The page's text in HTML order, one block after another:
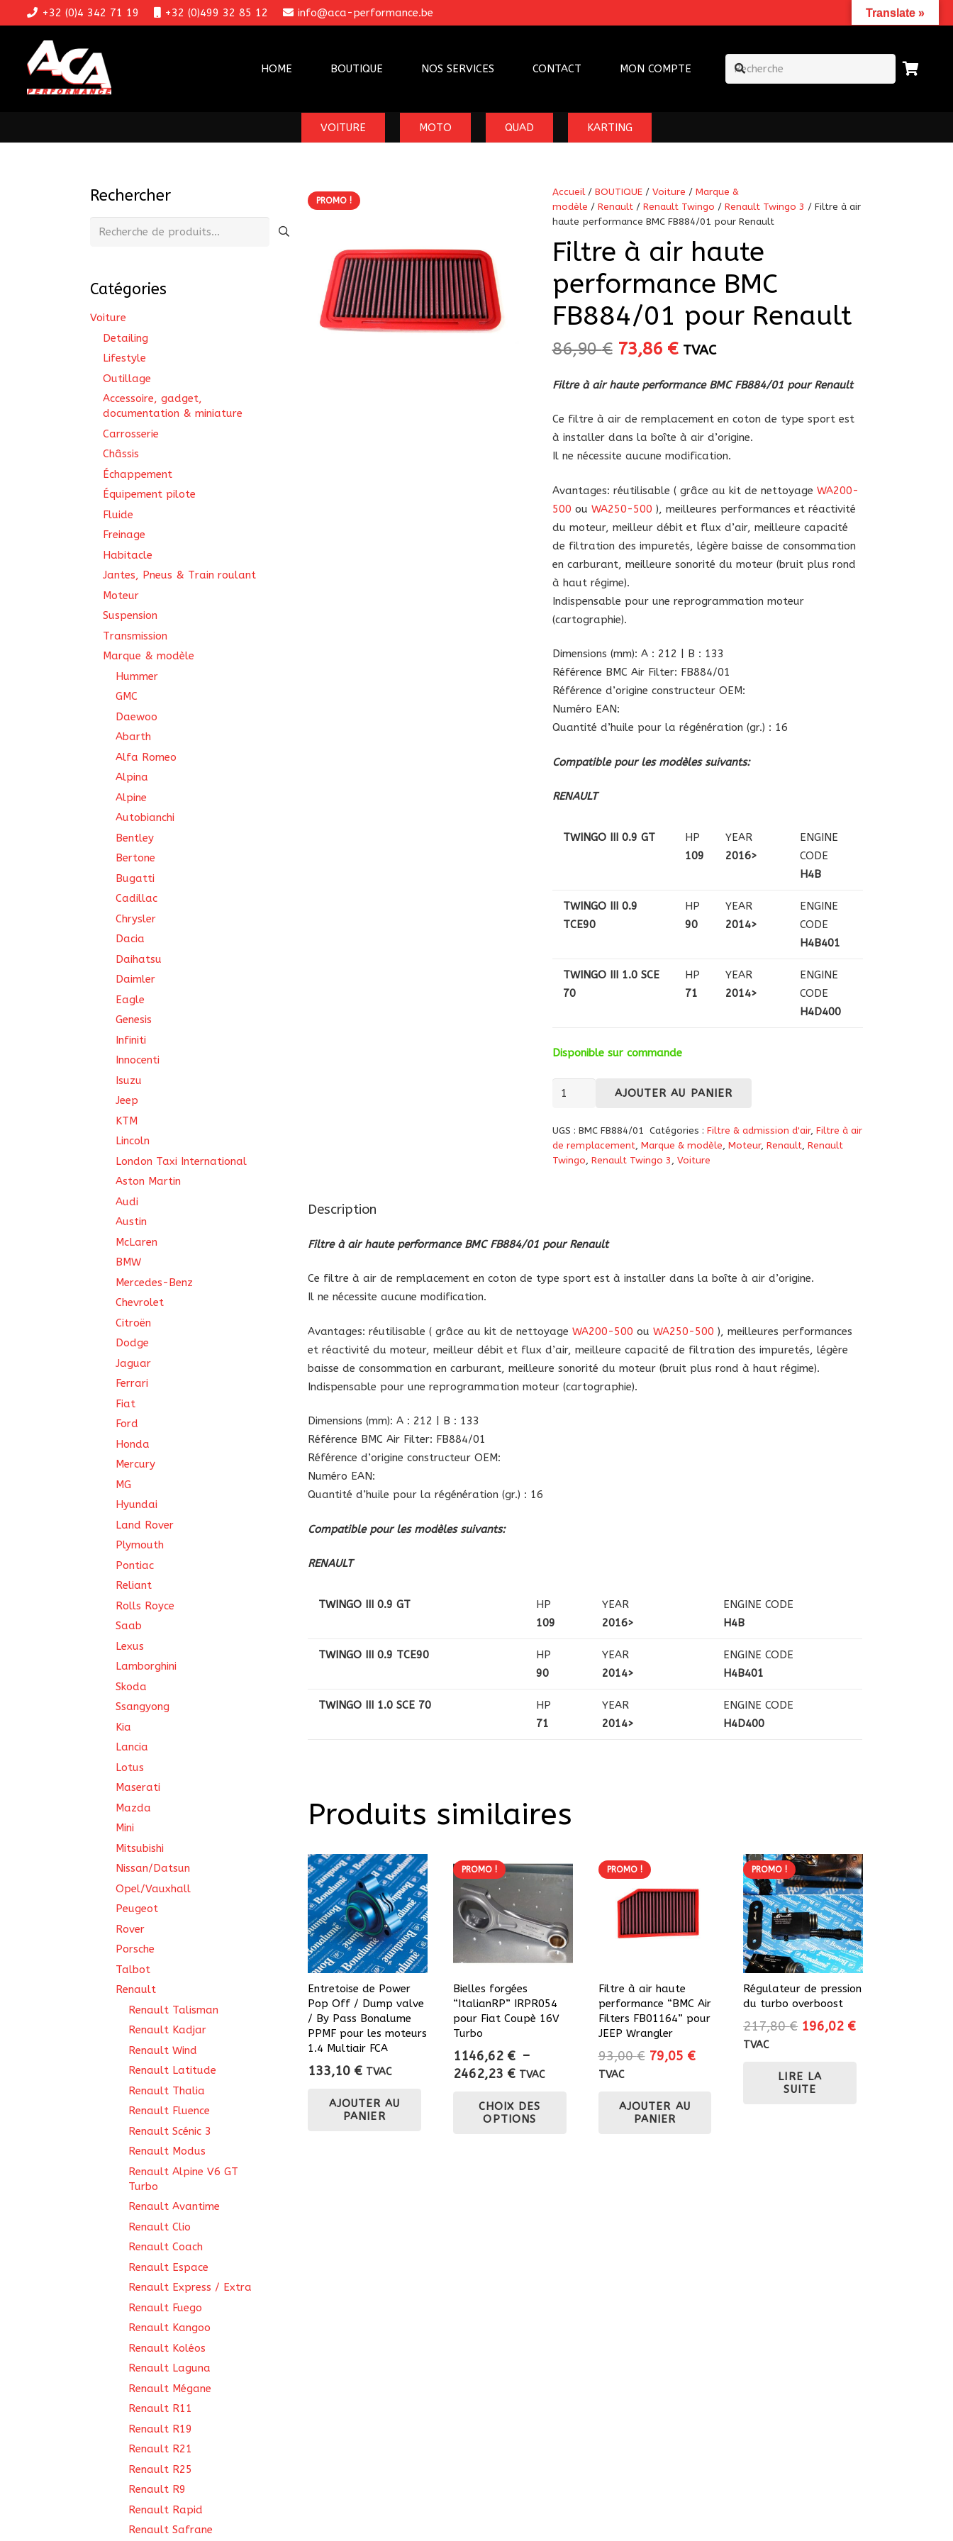
+32 (0)4 342 71 19 +32 (0)499 32 85 12 info@aca-performance.be
HOME BOUTIQUE NOS SERVICES CONTACT MON COMPTE
VOITURE MOTO QUAD KARTING
PROMO !
Accueil/ BOUTIQUE/ Voiture / Marque &
modèle / Renault/ Renault Twingo / Renault Twingo 3 / Filtre à air
haute performance BMC FB884/01 pour Renault
Filtre à air haute
performance BMC
FB884/01 pour Renault
86,90€ Le
initial
86,90 €.
73,86 €Le
actuel
73,86 €.
TVAC
Filtre à air haute performance BMC FB884/01 pour Renault
Ce filtre à air de remplacement en coton de type sport est
à installer dans la boîte à air d’origine.
Il ne nécessite aucune modification.
Avantages: réutilisable ( grâce au kit de nettoyage WA200-
500 ou WA250-500 ), meilleures performances et réactivité
du moteur, meilleur débit et flux d’air, meilleure capacité
de filtration des impuretés, légère baisse de consommation
en carburant, meilleure sonorité du moteur (bruit plus rond
à haut régime).
Indispensable pour une reprogrammation moteur
(cartographie).
Dimensions (mm): A : 212 | B : 133
Référence BMC Air Filter: FB884/01
Référence d’origine constructeur OEM:
Numéro EAN:
Quantité d’huile pour la régénération (gr.) : 16
Compatible pour les modèles suivants:
RENAULT
TWINGO III 0.9 GT
HP
109
YEAR
2016>
ENGINE
CODE
H4B
TWINGO III 0.9
TCE90
HP
90
YEAR
2014>
ENGINE
CODE
H4B401
TWINGO III 1.0 SCE
70
HP
71
YEAR
2014>
ENGINE
CODE
H4D400
Disponible sur commande
quantité
à
air
pour
AJOUTER AU PANIER
UGS : BMC FB884/01 Catégories :Filtre & admission d'air,Filtre à air
de remplacement, Marque & modèle, Moteur, Renault, Renault
Twingo, Renault Twingo 3, Voiture
Description
Filtre à air haute performance BMC FB884/01 pour Renault
Ce filtre à air de remplacement en coton de type sport est à installer dans la boîte à air d’origine.
Il ne nécessite aucune modification.
Avantages: réutilisable ( grâce au kit de nettoyageWA200-500 ouWA250-500 ), meilleures performances
et réactivité du moteur, meilleur débit et flux d’air, meilleure capacité de filtration des impuretés, légère
baisse de consommation en carburant, meilleure sonorité du moteur (bruit plus rond à haut régime).
Indispensable pour une reprogrammation moteur (cartographie).
Dimensions (mm): A : 212 | B : 133
Référence BMC Air Filter: FB884/01
Référence d’origine constructeur OEM:
Numéro EAN:
Quantité d’huile pour la régénération (gr.) : 16
Compatible pour les modèles suivants:
RENAULT
TWINGO III 0.9 GT
HP
109
YEAR
2016>
ENGINE CODE
H4B
TWINGO III 0.9 TCE90
HP
90
YEAR
2014>
ENGINE CODE
H4B401
TWINGO III 1.0 SCE 70
HP
71
YEAR
2014>
ENGINE CODE
H4D400
Produits similaires
Entretoise de Power
Pop Off / Dump valve
/ By Pass Bonalume
PPMF pour les moteurs
1.4 Multiair FCA
133,10 € TVAC
AJOUTER AU
PANIER
PROMO !
Bielles forgées
“ItalianRP” IRPR054
pour Fiat Coupè 16V
Turbo
1146,62 € –
2462,23 €Plage
prix :
1146,62 €
TVAC
CHOIX DES
OPTIONS
PROMO !
Filtre à air haute
performance “BMC Air
Filters FB01164” pour
JEEP Wrangler
93,00€ Le
était :
93,00 €.
79,05 €Le
TVAC
AJOUTER AU
PANIER
PROMO !
Régulateur de pression
du turbo overboost
217,80€ Le
était :
217,80 €.
196,02 €Le
TVAC
LIRE LA
SUITE
Rechercher
Recherche
Catégories
Voiture
Detailing
Lifestyle
Outillage
Accessoire, gadget,
documentation & miniature
Carrosserie
Châssis
Échappement
Équipement pilote
Fluide
Freinage
Habitacle
Jantes, Pneus & Train roulant
Moteur
Suspension
Transmission
Marque & modèle
Hummer
GMC
Daewoo
Abarth
Alfa Romeo
Alpina
Alpine
Autobianchi
Bentley
Bertone
Bugatti
Cadillac
Chrysler
Dacia
Daihatsu
Daimler
Eagle
Genesis
Infiniti
Innocenti
Isuzu
Jeep
KTM
Lincoln
London Taxi International
Aston Martin
Audi
Austin
McLaren
BMW
Mercedes-Benz
Chevrolet
Citroën
Dodge
Jaguar
Ferrari
Fiat
Ford
Honda
Mercury
MG
Hyundai
Land Rover
Plymouth
Pontiac
Reliant
Rolls Royce
Saab
Lexus
Lamborghini
Skoda
Ssangyong
Kia
Lancia
Lotus
Maserati
Mazda
Mini
Mitsubishi
Nissan/Datsun
Opel/Vauxhall
Peugeot
Rover
Porsche
Talbot
Renault
Renault Talisman
Renault Kadjar
Renault Wind
Renault Latitude
Renault Thalia
Renault Fluence
Renault Scénic 3
Renault Modus
Renault Alpine V6 GT
Turbo
Renault Avantime
Renault Clio
Renault Coach
Renault Espace
Renault Express / Extra
Renault Fuego
Renault Kangoo
Renault Koléos
Renault Laguna
Renault Mégane
Renault R11
Renault R19
Renault R21
Renault R25
Renault R9
Renault Rapid
Renault Safrane
Translate »